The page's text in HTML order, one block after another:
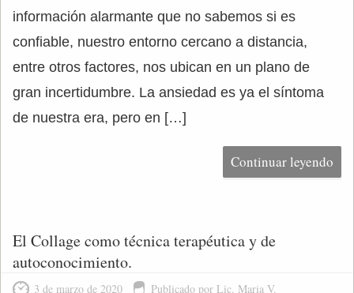
información alarmante que no sabemos si es
confiable, nuestro entorno cercano a distancia,
entre otros factores, nos ubican en un plano de
gran incertidumbre. La ansiedad es ya el síntoma
de nuestra era, pero en […]
Continuar leyendo
El Collage como técnica terapéutica y de
autoconocimiento.
3 de marzo de 2020 Publicado por Lic. Maria V.